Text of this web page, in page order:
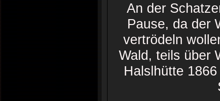
An der
Pause, da der
vertrödeln
Wald, teils über
Halslhütte